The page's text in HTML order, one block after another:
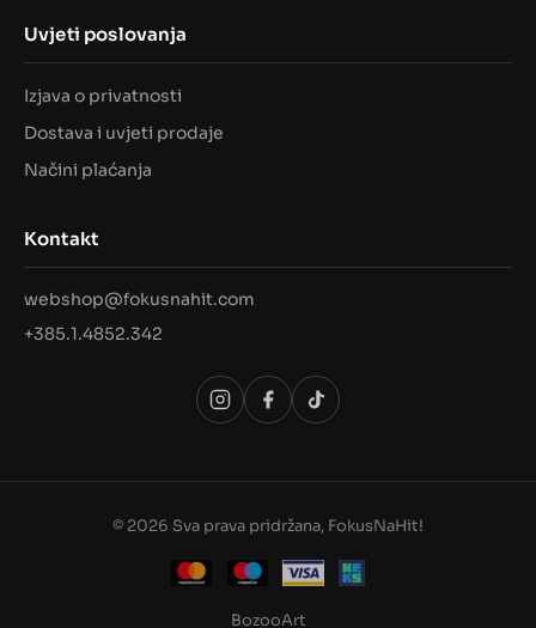
Uvjeti poslovanja
Izjava o privatnosti
Dostava i uvjeti prodaje
Načini plaćanja
Kontakt
webshop@fokusnahit.com
+385.1.4852.342
© 2026 Sva prava pridržana, FokusNaHit!
BozooArt